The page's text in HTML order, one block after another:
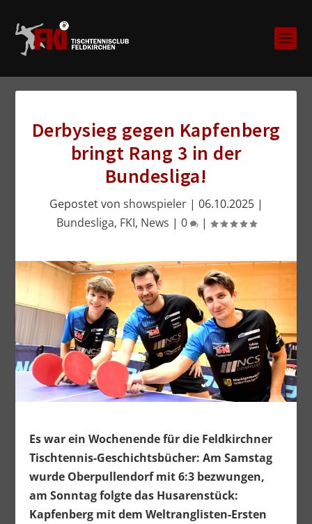
Derbysieg gegen Kapfenberg
bringt Rang 3 in der
Bundesliga!
Gepostet von showspieler| 06.10.2025|
Bundesliga, FKI, News | 0 |
Es war ein Wochenende für die Feldkirchner
Tischtennis-Geschichtsbücher: Am Samstag
wurde Oberpullendorf mit 6:3 bezwungen,
am Sonntag folgte das Husarenstück:
Kapfenberg mit dem Weltranglisten-Ersten